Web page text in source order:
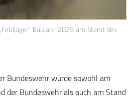
Baujahr 2025 am Stand des
Bundeswehr wurde sowohl am
der Bundeswehr als auch am Stand